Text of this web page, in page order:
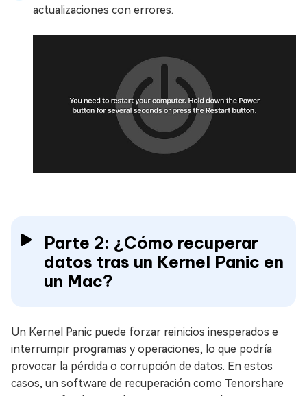
actualizaciones con errores.
Parte 2: ¿Cómo recuperar
datos tras un Kernel Panic en
un Mac?
Un Kernel Panic puede forzar reinicios inesperados e
interrumpir programas y operaciones, lo que podría
provocar la pérdida o corrupción de datos. En estos
casos, un software de recuperación como Tenorshare